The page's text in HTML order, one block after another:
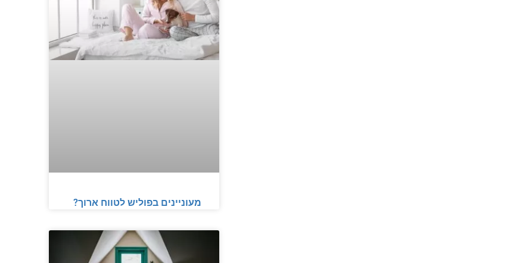
מעוניינים בפוליש לטווח ארוך?